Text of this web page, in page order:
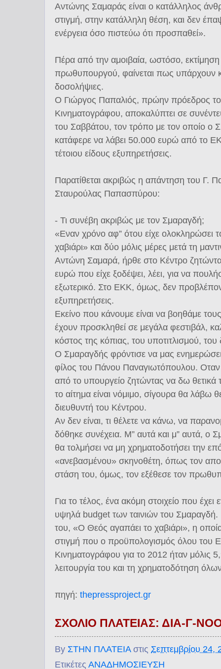
Αντώνης Σαμαράς είναι ο κατάλληλος
στιγμή, στην κατάλληλη θέση, και δεν
ενέργεια όσο πιστεύω ότι προσπαθεί».
Πέρα από την αμοιβαία, ωστόσο,
πρωθυπουργού, φαίνεται πως υπάρχουν
δοσολήψιες.
Ο Γιώργος Παπαλιός, πρώην πρόεδρος
Κινηματογράφου, αποκαλύπτει σε
του Σαββάτου, τον τρόπο με τον οποίο ο
κατάφερε να λάβει 50.000 ευρώ από το
τέτοιου είδους εξυπηρετήσεις.
Παρατίθεται ακριβώς η απάντηση του Γ.
Σταυρούλας Παπασπύρου:
- Τι συνέβη ακριβώς με τον Σμαραγδή;
«Εναν χρόνο αφ” ότου είχε ολοκληρώσει
χαβιάρι» και δύο μόλις μέρες μετά τη
Αντώνη Σαμαρά, ήρθε στο Κέντρο
ευρώ που είχε ξοδέψει, λέει, για να
εξωτερικό. Στο ΕΚΚ, όμως, δεν
εξυπηρετήσεις.
Εκείνο που κάνουμε είναι να βοηθάμε
έχουν προσκληθεί σε μεγάλα φεστιβάλ,
κόστος της κόπιας, του υποτιτλισμού, του
Ο Σμαραγδής φρόντισε να μας ενημερώσει
φίλος του Πάνου Παναγιωτόπουλου.
από το υπουργείο ζητώντας να δω
το αίτημα είναι νόμιμο, σίγουρα θα λάβω
διευθυντή του Κέντρου.
Αν δεν είναι, τι θέλετε να κάνω, να
δόθηκε συνέχεια. Μ” αυτά και μ” αυτά, ο
θα τολμήσει να μη χρηματοδοτήσει την
«ανεβασμένου» σκηνοθέτη, όπως τον
στάση του, όμως, τον εξέθεσε τον
Για το τέλος, ένα ακόμη στοιχείο που έχει
υψηλά budget των ταινιών του Σμαραγδή.
του, «Ο Θεός αγαπάει το χαβιάρι», η
στιγμή που ο προϋπολογισμός όλου του
Κινηματογράφου για το 2012 ήταν μόλις
λειτουργία του και τη χρηματοδότηση
πηγή: thepressproject.gr
ΣΧΟΛΙΟ ΠΛΑΤΕΙΑΣ: ΔΙΑ-Γ-
By ΣΤΗΝ ΠΛΑΤΕΙΑ στις Σεπτεμβρίου 24,
Ετικέτες ΑΝΑΔΗΜΟΣΙΕΥΣΗ